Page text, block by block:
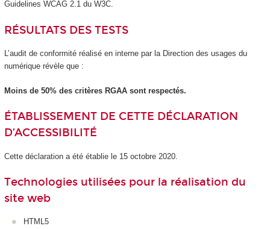
Guidelines WCAG 2.1 du W3C.
RÉSULTATS DES TESTS
L’audit de conformité réalisé en interne par la Direction des usages du
numérique révèle que :
Moins de 50% des critères RGAA sont respectés.
ÉTABLISSEMENT DE CETTE DÉCLARATION
D’ACCESSIBILITÉ
Cette déclaration a été établie le 15 octobre 2020.
Technologies utilisées pour la réalisation du
site web
HTML5